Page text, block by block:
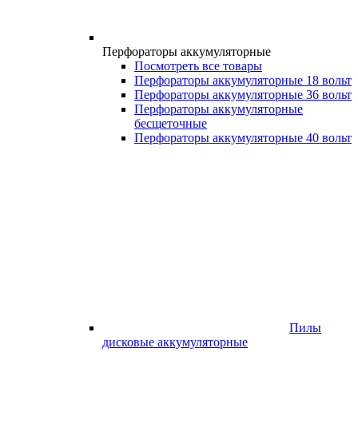
Перфораторы аккумуляторные
Посмотреть все товары
Перфораторы аккумуляторные 18 вольт
Перфораторы аккумуляторные 36 вольт
Перфораторы аккумуляторные
бесщеточные
Перфораторы аккумуляторные 40 вольт
Пилы
дисковые аккумуляторные